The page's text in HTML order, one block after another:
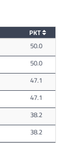
PKT
50.0
50.0
47.1
47.1
38.2
38.2